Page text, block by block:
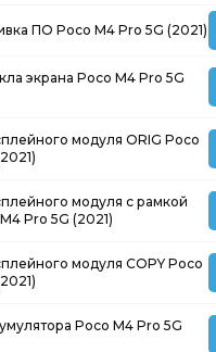
ПО Poco M4 Pro 5G (2021)
экрана Poco M4 Pro 5G
модуля ORIG Poco
модуля с рамкой
Pro 5G (2021)
модуля COPY Poco
Poco M4 Pro 5G